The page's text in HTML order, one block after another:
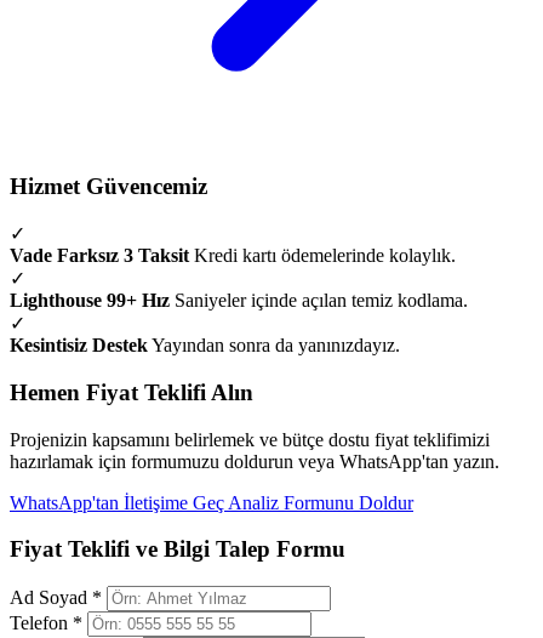
Hizmet Güvencemiz
✓
Vade Farksız 3 Taksit Kredi kartı ödemelerinde kolaylık.
✓
Lighthouse 99+ Hız Saniyeler içinde açılan temiz kodlama.
✓
Kesintisiz DestekYayından sonra da yanınızdayız.
Hemen Fiyat Teklifi Alın
Projenizin kapsamını belirlemek ve bütçe dostu fiyat teklifimizi
hazırlamak için formumuzu doldurun veya WhatsApp'tan yazın.
WhatsApp'tan İletişime Geç Analiz Formunu Doldur
Fiyat Teklifi ve Bilgi Talep Formu
Ad Soyad *
Telefon *